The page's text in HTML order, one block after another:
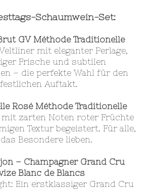
Schaumwein-Set:
GV Méthode Traditionelle
mit eleganter Perlage,
Frische und subtilen
– die perfekte Wahl für den
festlichen Auftakt.
Rosé Méthode Traditionelle
mit zarten Noten roter Früchte
Textur begeistert. Für alle,
Besondere lieben.
– Champagner Grand Cru
Blanc de Blancs
Ein erstklassiger Grand Cru